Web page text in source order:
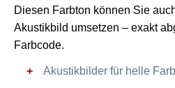
Diesen Farbton können Sie
Akustikbild umsetzen – exakt
Farbcode.
Akustikbilder für helle